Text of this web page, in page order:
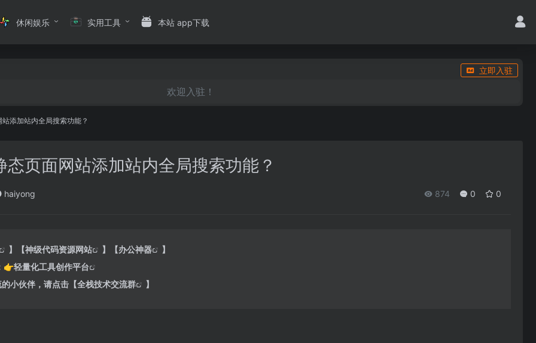
休闲娱乐 实用工具 本站 app下载
立即入驻
欢迎入驻！
添加站内全局搜索功能？
页面网站添加站内全局搜索功能？
haiyong 874 0 0
】【神级代码资源网站 】【办公神器
】
👉轻量化工具创作平台
小伙伴，请点击【全栈技术交流群 】